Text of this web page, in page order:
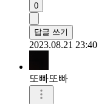
0
답글 쓰기
2023.08.21 23:40
또빠또빠